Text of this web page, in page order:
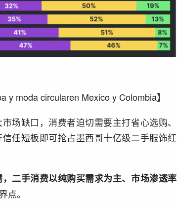
y moda circularen Mexico y Colombia】
场缺口，消费者迫切需要主打省心选购、
任短板即可抢占墨西哥十亿级二手服饰红
二手消费以纯购买需求为主、市场渗透率
点。